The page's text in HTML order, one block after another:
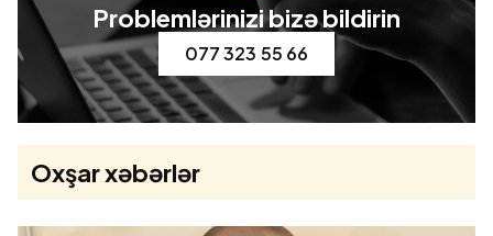
Problemlərinizi bizə bildirin
077 323 55 66
Oxşar xəbərlər